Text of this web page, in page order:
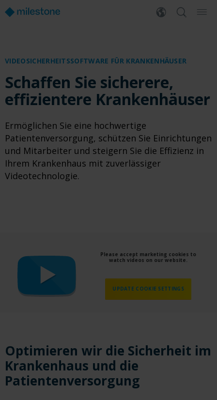
VIDEOSICHERHEITSSOFTWARE FÜR KRANKENHÄUSER
Schaffen Sie sicherere,
effizientere Krankenhäuser
Ermöglichen Sie eine hochwertige
Patientenversorgung, schützen Sie Einrichtungen
und Mitarbeiter und steigern Sie die Effizienz in
Ihrem Krankenhaus mit zuverlässiger
Videotechnologie.
Please accept marketing cookies to
watch videos on our website.
UPDATE COOKIE SETTINGS
Optimieren wir die Sicherheit im
Krankenhaus und die
Patientenversorgung